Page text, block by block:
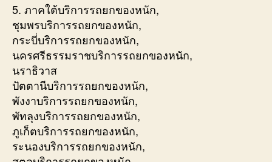
5. ภาคใต้บริการรถยกของหนัก,
ชุมพรบริการรถยกของหนัก,
กระบี่บริการรถยกของหนัก,
นครศรีธรรมราชบริการรถยกของหนัก,
นราธิวาส
ปัตตานีบริการรถยกของหนัก,
พังงาบริการรถยกของหนัก,
พัทลุงบริการรถยกของหนัก,
ภูเก็ตบริการรถยกของหนัก,
ระนองบริการรถยกของหนัก,